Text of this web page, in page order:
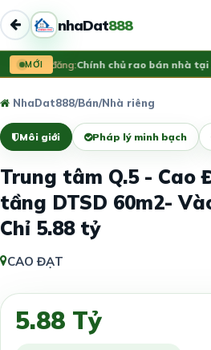
nhaDat888
MỚI
Vừa đăng:Chính chủ rao bán nhà tại
NhaDat888/Bán/Nhà riêng
Môi giới Pháp lý minh bạch
Trung tâm Q.5 -
tầng DTSD 60m2-
Chỉ 5.88 tỷ
CAO ĐẠT
5.88 Tỷ